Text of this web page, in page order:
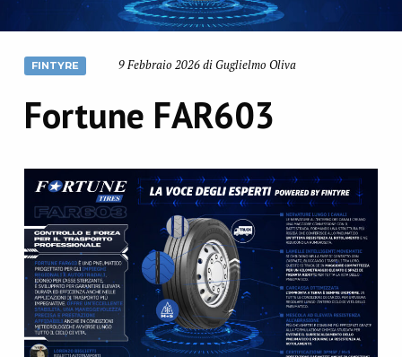
FINTYRE 9 Febbraio 2026 di Guglielmo Oliva
Fortune FAR603